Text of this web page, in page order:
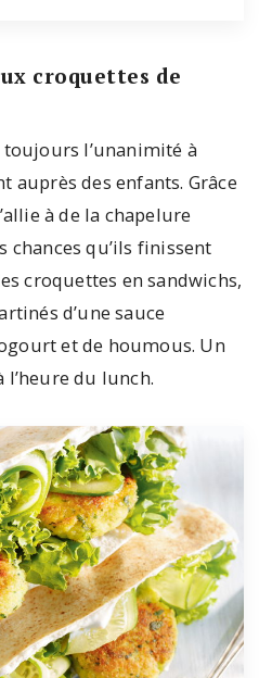
croquettes de
l’unanimité à
auprès des enfants. Grâce
à de la chapelure
chances qu’ils finissent
croquettes en sandwichs,
d’une sauce
et de houmous. Un
du lunch.